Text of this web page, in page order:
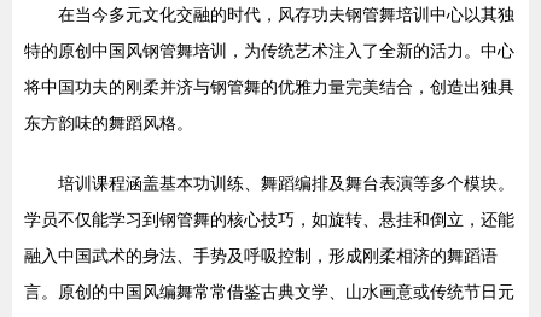
在当今多元文化交融的时代，风存功夫钢管舞培训中心以其独
特的原创中国风钢管舞培训，为传统艺术注入了全新的活力。中心
将中国功夫的刚柔并济与钢管舞的优雅力量完美结合，创造出独具
东方韵味的舞蹈风格。
培训课程涵盖基本功训练、舞蹈编排及舞台表演等多个模块。
学员不仅能学习到钢管舞的核心技巧，如旋转、悬挂和倒立，还能
融入中国武术的身法、手势及呼吸控制，形成刚柔相济的舞蹈语
言。原创的中国风编舞常常借鉴古典文学、山水画意或传统节日元